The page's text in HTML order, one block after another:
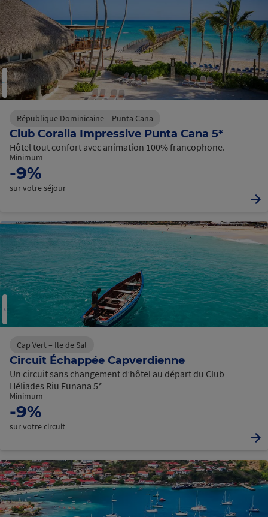
République Dominicaine – Punta Cana
Club Coralia Impressive Punta Cana 5*
Hôtel tout confort avec animation 100% francophone.
Minimum
-9%
sur votre séjour
Cap Vert – Ile de Sal
Circuit Échappée Capverdienne
Un circuit sans changement d’hôtel au départ du Club
Héliades Riu Funana 5*
Minimum
-9%
sur votre circuit